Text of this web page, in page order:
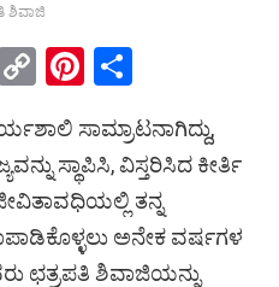
ಶಿವಾಜಿ
C
py
Li
n
k
Pi
er
es
t
ar
e
ಸಾಮ್ರಾಟನಾಗಿದ್ದು,
ಸ್ಥಾಪಿಸಿ, ವಿಸ್ತರಿಸಿದ ಕೀರ್ತಿ
ತನ್ನ
ಅನೇಕ ವರ್ಷಗಳ
ಛತ್ರಪತಿ ಶಿವಾಜಿಯನ್ನು